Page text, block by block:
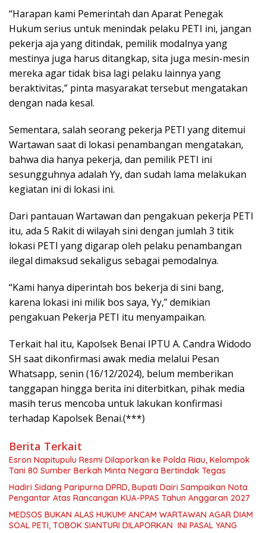
“Harapan kami Pemerintah dan Aparat Penegak
Hukum serius untuk menindak pelaku PETI ini, jangan
pekerja aja yang ditindak, pemilik modalnya yang
mestinya juga harus ditangkap, sita juga mesin-mesin
mereka agar tidak bisa lagi pelaku lainnya yang
beraktivitas,” pinta masyarakat tersebut mengatakan
dengan nada kesal.
Sementara, salah seorang pekerja PETI yang ditemui
Wartawan saat di lokasi penambangan mengatakan,
bahwa dia hanya pekerja, dan pemilik PETI ini
sesungguhnya adalah Yy, dan sudah lama melakukan
kegiatan ini di lokasi ini.
Dari pantauan Wartawan dan pengakuan pekerja PETI
itu, ada 5 Rakit di wilayah sini dengan jumlah 3 titik
lokasi PETI yang digarap oleh pelaku penambangan
ilegal dimaksud sekaligus sebagai pemodalnya.
“Kami hanya diperintah bos bekerja di sini bang,
karena lokasi ini milik bos saya, Yy,” demikian
pengakuan Pekerja PETI itu menyampaikan.
Terkait hal itu, Kapolsek Benai IPTU A. Candra Widodo
SH saat dikonfirmasi awak media melalui Pesan
Whatsapp, senin (16/12/2024), belum memberikan
tanggapan hingga berita ini diterbitkan, pihak media
masih terus mencoba untuk lakukan konfirmasi
terhadap Kapolsek Benai.(***)
Berita Terkait
Esron Napitupulu Resmi Dilaporkan ke Polda Riau, Kelompok
Tani 80 Sumber Berkah Minta Negara Bertindak Tegas
Hadiri Sidang Paripurna DPRD, Bupati Dairi Sampaikan Nota
Pengantar Atas Rancangan KUA-PPAS Tahun Anggaran 2027
MEDSOS BUKAN ALAS HUKUM! ANCAM WARTAWAN AGAR DIAM
SOAL PETI, TOBOK SIANTURI DILAPORKAN INI PASAL YANG